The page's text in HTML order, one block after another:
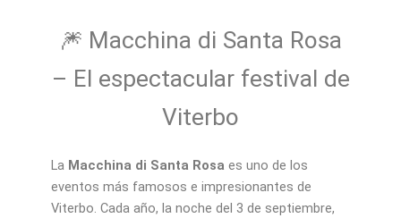
🎆 Macchina di Santa Rosa
– El espectacular festival de
Viterbo
La Macchina di Santa Rosa es uno de los
eventos más famosos e impresionantes de
Viterbo. Cada año, la noche del 3 de septiembre,